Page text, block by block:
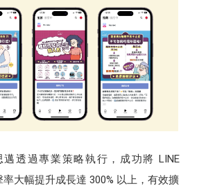
邁透過專業策略執行，成功將 LINE
率大幅提升成長達 300% 以上，有效擴